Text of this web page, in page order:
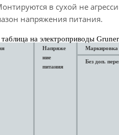
в сухой не
напряжения питания.
на электроприводы
Напряже
ние
питания
Маркировка
Без доп.